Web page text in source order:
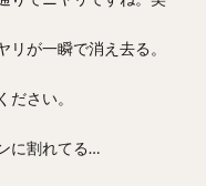
リが一瞬で消え去る。
ださい。
に割れてる…